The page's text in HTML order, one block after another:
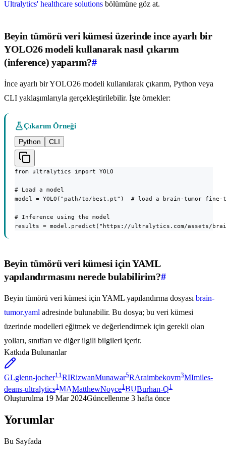
Ultralytics' healthcare solutions bölümüne göz at.
Beyin tümörü veri kümesi üzerinde ince ayarlı bir
YOLO26 modeli kullanarak nasıl çıkarım
(inference) yaparım?#
İnce ayarlı bir YOLO26 modeli kullanılarak çıkarım, Python veya
CLI yaklaşımlarıyla gerçekleştirilebilir. İşte örnekler:
Çıkarım Örneği
Python
CLI
from ultralytics import YOLO
# Load a model
model = YOLO("path/to/best.pt")  # load a brain-tumor fine-
# Inference using the model
results = model.predict("https://ultralytics.com/assets/
Beyin tümörü veri kümesi için YAML
yapılandırmasını nerede bulabilirim?#
Beyin tümörü veri kümesi için YAML yapılandırma dosyası brain-
tumor.yaml adresinde bulunabilir. Bu dosya; bu veri kümesi
üzerinde modelleri eğitmek ve değerlendirmek için gerekli olan
yolları, sınıfları ve diğer ilgili bilgileri içerir.
Katkıda Bulunanlar
GLglenn-jocher11RIRizwanMunawar5RAraimbekovm3MImiles-
deans-ultralytics1 MAMatthewNoyce1 BUBurhan-Q1
Oluşturulma 19 Mar 2024Güncellenme 3 hafta önce
Yorumlar
Bu Sayfada